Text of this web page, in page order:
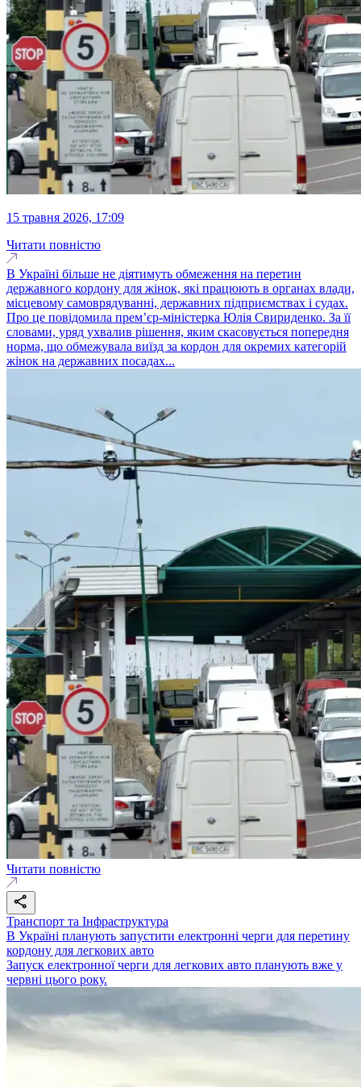
15 травня 2026, 17:09
Читати повністю
В Україні більше не діятимуть обмеження на перетин
державного кордону для жінок, які працюють в органах влади,
місцевому самоврядуванні, державних підприємствах і судах.
Про це повідомила прем’єр-міністерка Юлія Свириденко. За її
словами, уряд ухвалив рішення, яким скасовується попередня
норма, що обмежувала виїзд за кордон для окремих категорій
жінок на державних посадах...
Читати повністю
Транспорт та Інфраструктура
В Україні планують запустити електронні черги для перетину
кордону для легкових авто
Запуск електронної черги для легкових авто планують вже у
червні цього року.